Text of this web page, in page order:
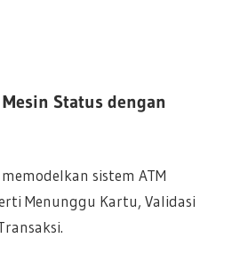
Status dengan
sistem ATM
Menunggu Kartu, Validasi